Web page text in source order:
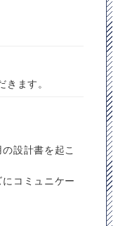
ます。
設計書を起こ
コミュニケー